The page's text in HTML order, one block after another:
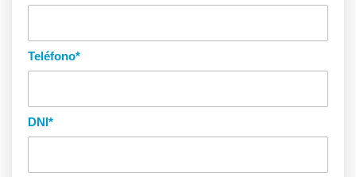
Teléfono*
DNI*